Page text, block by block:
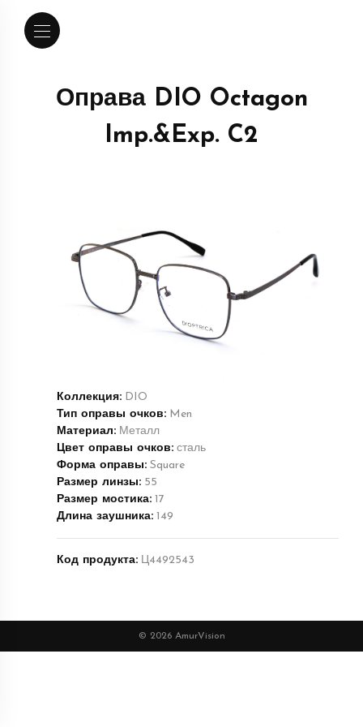
Оправа DIO Octagon
Imp.&Exp. C2
Коллекция: DIO
Тип оправы очков: Men
Материал: Металл
Цвет оправы очков: сталь
Форма оправы: Square
Размер линзы: 55
Размер мостика: 17
Длина заушника: 149
Код продукта: Ц4492543
© 2026 AmurVision